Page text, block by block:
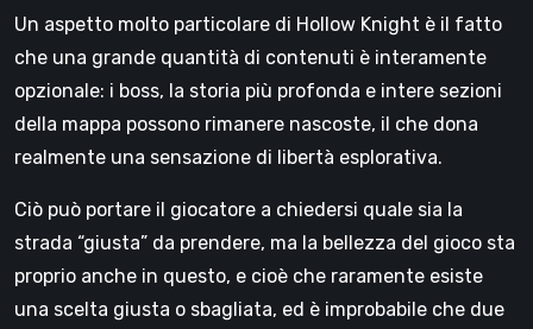
Un aspetto molto particolare di Hollow Knight è il fatto
che una grande quantità di contenuti è interamente
opzionale: i boss, la storia più profonda e intere sezioni
della mappa possono rimanere nascoste, il che dona
realmente una sensazione di libertà esplorativa.
Ciò può portare il giocatore a chiedersi quale sia la
strada “giusta” da prendere, ma la bellezza del gioco sta
proprio anche in questo, e cioè che raramente esiste
una scelta giusta o sbagliata, ed è improbabile che due